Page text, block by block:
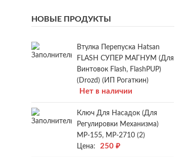
НОВЫЕ ПРОДУКТЫ
Втулка Перепуска Hatsan
FLASH СУПЕР МАГНУМ (для
Винтовок Flash, FlashPUP)
(Drozd) (ИП Рогаткин)
Нет в наличии
Ключ Для Насадок (для
Регулировки Механизма)
МР-155, МР-2710 (2)
Цена:
250 ₽